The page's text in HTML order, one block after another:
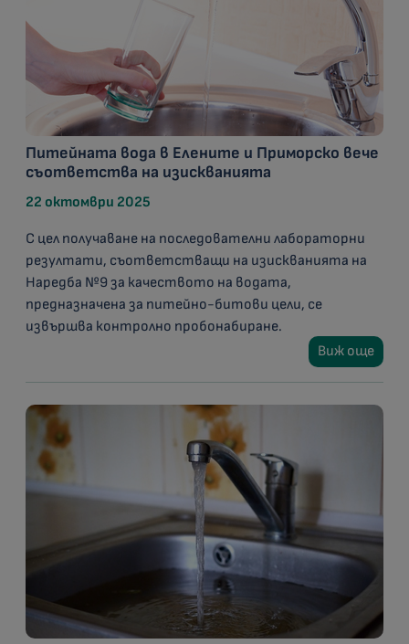
Питейната вода в Елените и Приморско вече
съответства на изискванията
22 октомври 2025
С цел получаване на последователни лабораторни
резултати, съответстващи на изискванията на
Наредба №9 за качеството на водата,
предназначена за питейно-битови цели, се
извършва контролно пробонабиране.
Виж още